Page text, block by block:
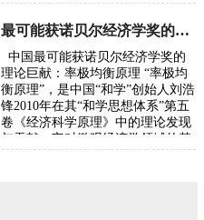
让，反腐高压常态长效，任何触碰
国有资产…
最可能获诺贝尔经济学奖的理论巨献：率极均衡原理
中国最可能获诺贝尔经济学奖的
理论巨献：率极均衡原理 “率极均
衡原理”，是中国“和学”创始人刘浩
锋2010年在其“和学思想体系”第五
卷《经济科学原理》中的理论发现
与贡献。它对微观经济学领域的基
础理论“择优分配原理”（此原理